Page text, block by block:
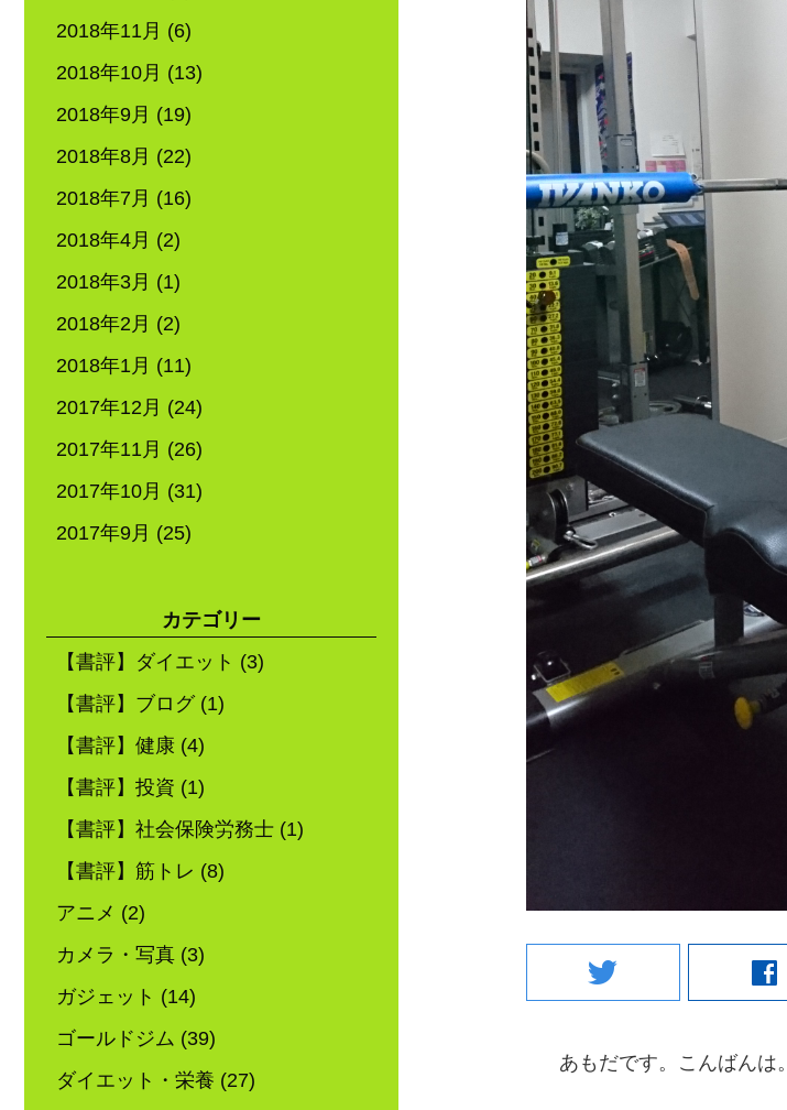
twitter facebook
あもだです。こんばんは。
2018年11月 (6)
2018年10月 (13)
2018年9月 (19)
2018年8月 (22)
2018年7月 (16)
2018年4月 (2)
2018年3月 (1)
2018年2月 (2)
2018年1月 (11)
2017年12月 (24)
2017年11月 (26)
2017年10月 (31)
2017年9月 (25)
カテゴリー
【書評】ダイエット (3)
【書評】ブログ(1)
【書評】健康 (4)
【書評】投資 (1)
【書評】社会保険労務士 (1)
【書評】筋トレ (8)
アニメ (2)
カメラ・写真 (3)
ガジェット (14)
ゴールドジム (39)
ダイエット・栄養 (27)